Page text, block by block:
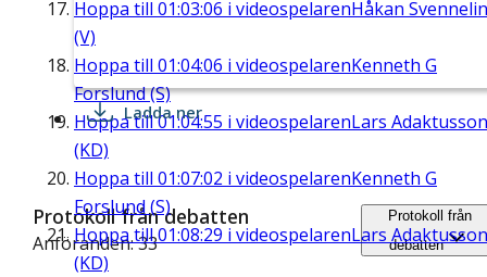
Hoppa till 01:03:06 i videospelarenHåkan
(V)
Hoppa till 01:04:06 i videospelarenKenneth G
Forslund (S)
Hoppa till01:04:55 i videospelarenLars Adaktusson
(KD)
Hoppa till 01:07:02 i videospelarenKenneth G
Forslund (S)
Hoppa till01:08:29 i videospelarenLars Adaktusson
(KD)
Ladda ner
Protokoll från debatten
Anföranden: 33
Protokoll från
debatten